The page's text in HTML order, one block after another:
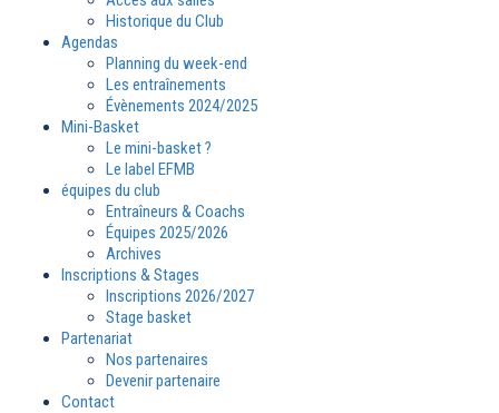
Historique du Club
Agendas
Planning du week-end
Les entraînements
Évènements 2024/2025
Mini-Basket
Le mini-basket ?
Le label EFMB
équipes du club
Entraîneurs & Coachs
Équipes 2025/2026
Archives
Inscriptions & Stages
Inscriptions 2026/2027
Stage basket
Partenariat
Nos partenaires
Devenir partenaire
Contact